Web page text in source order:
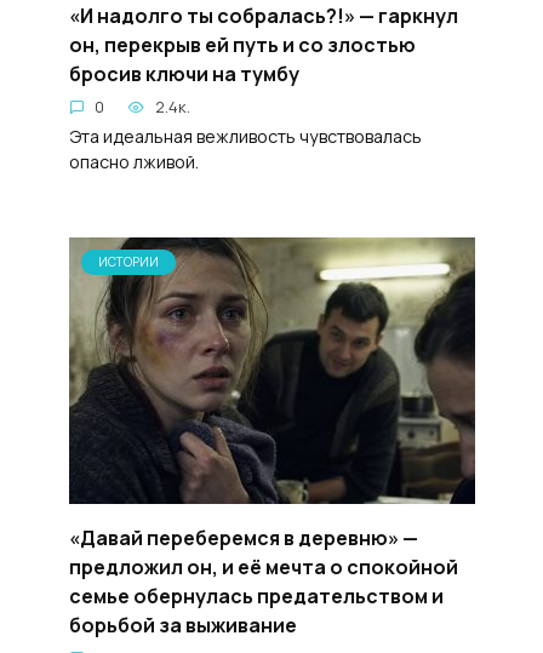
«И надолго ты собралась?!» — гаркнул
он, перекрыв ей путь и со злостью
бросив ключи на тумбу
0 2.4к.
Эта идеальная вежливость чувствовалась
опасно лживой.
ИСТОРИИ
«Давай переберемся в деревню» —
предложил он, и её мечта о спокойной
семье обернулась предательством и
борьбой за выживание